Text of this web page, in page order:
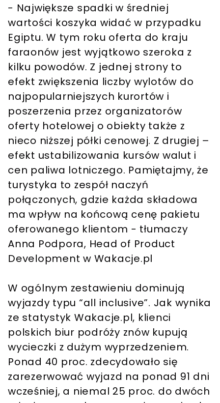
- Największe spadki w średniej
wartości koszyka widać w przypadku
Egiptu. W tym roku oferta do kraju
faraonów jest wyjątkowo szeroka z
kilku powodów. Z jednej strony to
efekt zwiększenia liczby wylotów do
najpopularniejszych kurortów i
poszerzenia przez organizatorów
oferty hotelowej o obiekty także z
nieco niższej półki cenowej. Z drugiej –
efekt ustabilizowania kursów walut i
cen paliwa lotniczego. Pamiętajmy, że
turystyka to zespół naczyń
połączonych, gdzie każda składowa
ma wpływ na końcową cenę pakietu
oferowanego klientom - tłumaczy
Anna Podpora, Head of Product
Development w Wakacje.pl
W ogólnym zestawieniu dominują
wyjazdy typu “all inclusive”. Jak wynika
ze statystyk Wakacje.pl, klienci
polskich biur podróży znów kupują
wycieczki z dużym wyprzedzeniem.
Ponad 40 proc. zdecydowało się
zarezerwować wyjazd na ponad 91 dni
wcześniej, a niemal 25 proc. do dwóch